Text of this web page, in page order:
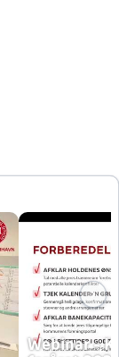
Webinar -